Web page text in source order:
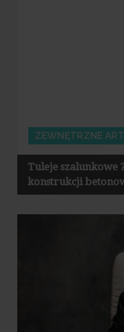
ZEWNĘTRZNE
Tuleje szalunkowe
konstrukcji